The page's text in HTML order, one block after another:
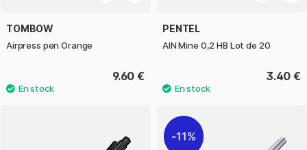
TOMBOW
Airpress pen Orange
9.60 €
PENTEL
AIN Mine 0,2 HB Lot de 20
3.40 €
11%